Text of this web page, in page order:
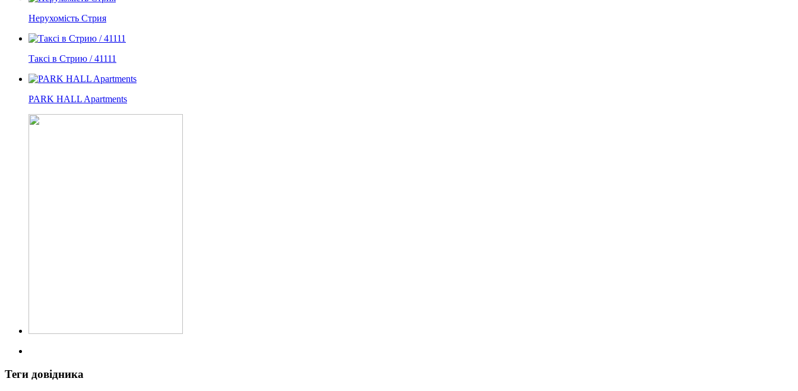
Нерухомість Стрия
Таксі в Стрию / 41111
PARK HALL Apartments
Теги довідника